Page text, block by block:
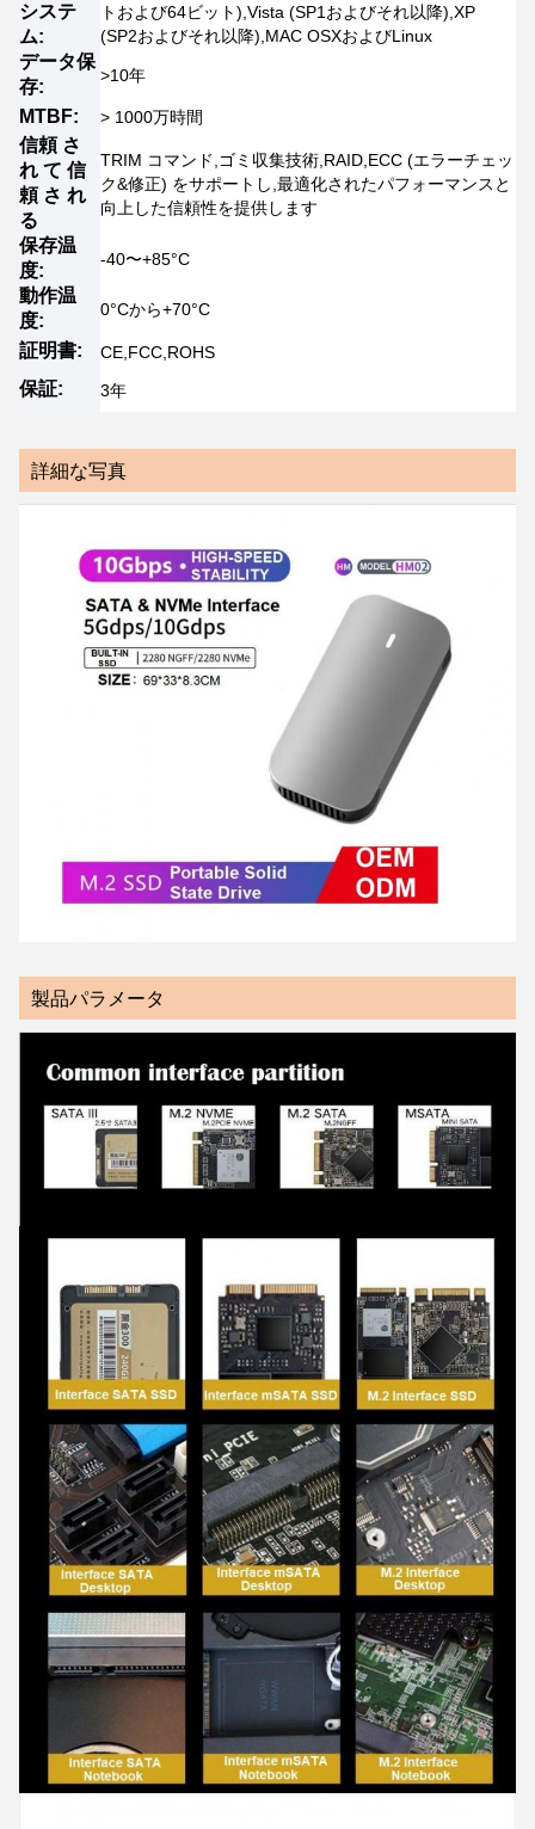
システ
ム:
トおよび64ビット),Vista (SP1およびそれ以降),XP
(SP2およびそれ以降),MAC OSXおよびLinux
データ保
存:
>10年
MTBF: > 1000万時間
信頼 さ
れ て 信
頼 さ れ
る
TRIM コマンド,ゴミ収集技術,RAID,ECC (エラーチェッ
ク&修正) をサポートし,最適化されたパフォーマンスと
向上した信頼性を提供します
保存温
度:
-40〜+85°C
動作温
度:
0°Cから+70°C
証明書: CE,FCC,ROHS
保証: 3年
詳細な写真
製品パラメータ